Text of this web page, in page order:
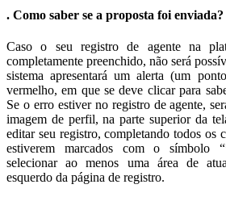
. Como saber se a proposta foi enviada?
Caso o seu registro de agente na
completamente preenchido, não será
sistema apresentará um alerta (um
vermelho, em que se deve clicar para
Se o erro estiver no registro de agente,
imagem de perfil, na parte superior da
editar seu registro, completando todos os
estiverem marcados com o símbolo
selecionar ao menos uma área de
esquerdo da página de registro.